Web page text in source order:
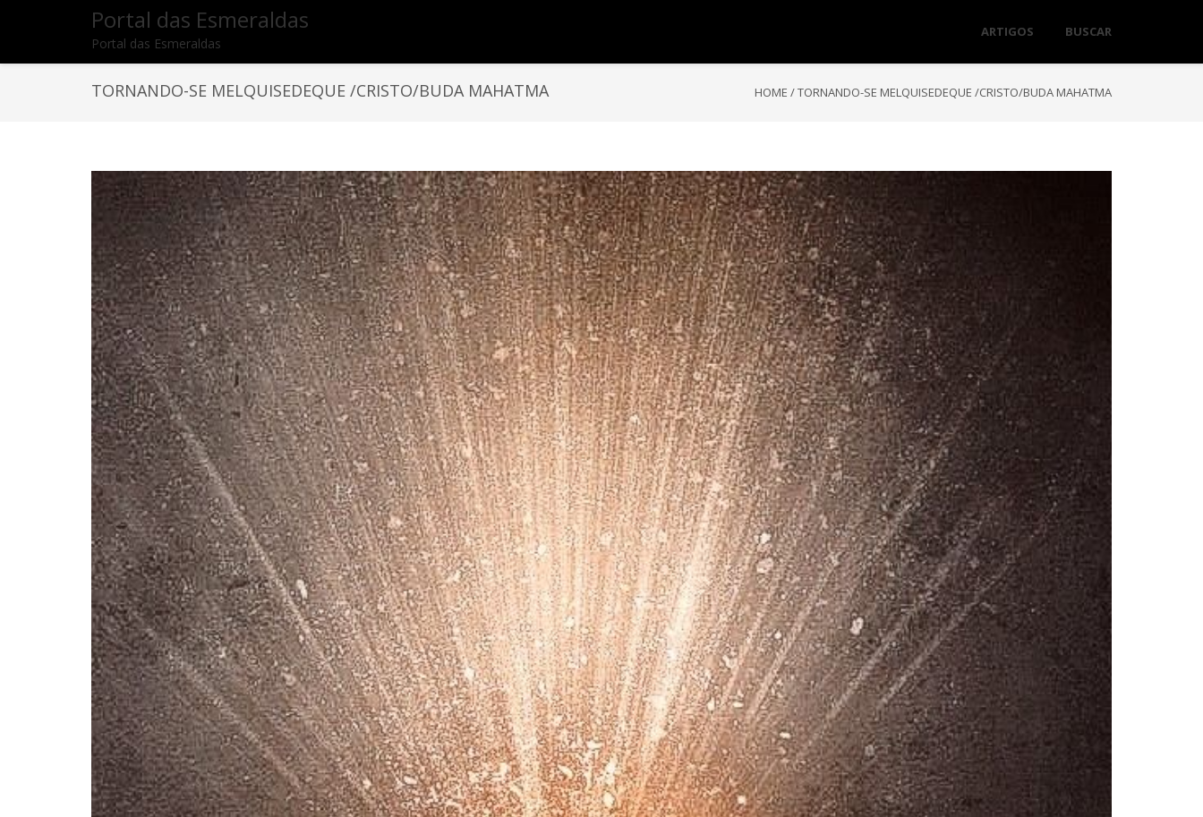
Portal das Esmeraldas
Portal das Esmeraldas
ARTIGOS BUSCAR
TORNANDO-SE MELQUISEDEQUE /CRISTO/BUDA MAHATMA HOME /TORNANDO-SE MELQUISEDEQUE /CRISTO/BUDA MAHATMA